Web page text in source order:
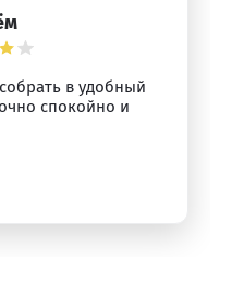
в удобный
спокойно и